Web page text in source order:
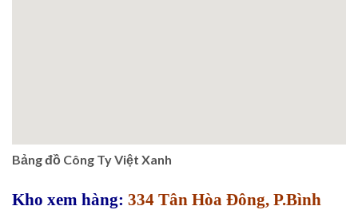
Bảng đồ Công Ty Việt Xanh
Kho xem hàng: 334 Tân Hòa Đông, P.Bình